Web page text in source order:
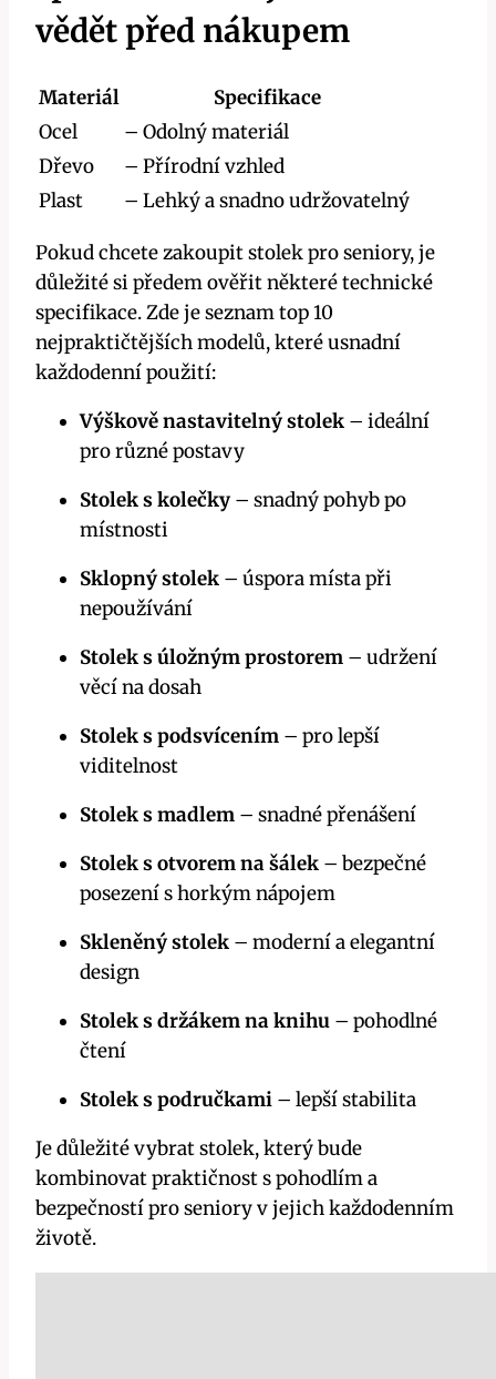
vědět před nákupem
Materiál
Specifikace
Ocel
– Odolný materiál
Dřevo
– Přírodní vzhled
Plast
– Lehký a snadno udržovatelný
Pokud chcete zakoupit stolek pro seniory, je
důležité si předem ověřit některé technické
specifikace. Zde je seznam top 10
nejpraktičtějších modelů, které usnadní
každodenní použití:
Výškově nastavitelný stolek – ideální
pro různé postavy
Stolek s kolečky – snadný pohyb po
místnosti
Sklopný stolek – úspora místa při
nepoužívání
Stolek s úložným prostorem – udržení
věcí na dosah
Stolek s podsvícením – pro lepší
viditelnost
Stolek s madlem – snadné přenášení
Stolek s otvorem na šálek – bezpečné
posezení s horkým nápojem
Skleněný stolek – moderní a elegantní
design
Stolek s držákem na knihu – pohodlné
čtení
Stolek s područkami – lepší stabilita
Je důležité vybrat stolek, který bude
kombinovat praktičnost s pohodlím a
bezpečností pro seniory v jejich každodenním
životě.